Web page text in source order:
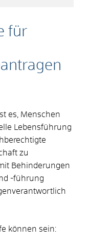
für
es, Menschen
Lebensführung
zu
Behinderungen
-führung
können sein: